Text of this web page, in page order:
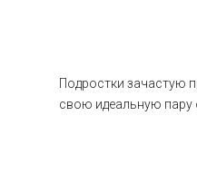
Подростки зачастую
свою идеальную пару